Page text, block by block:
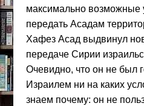
максимально возможные
передать Асадам
Хафез Асад выдвинул
передаче Сирии
Очевидно, что он не был
Израилем ни на каких
знаем почему: он не